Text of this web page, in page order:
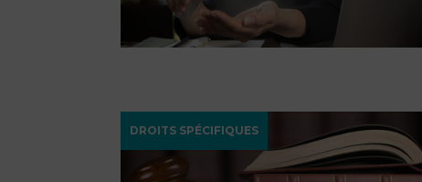
DROITS SPÉCIFIQUES